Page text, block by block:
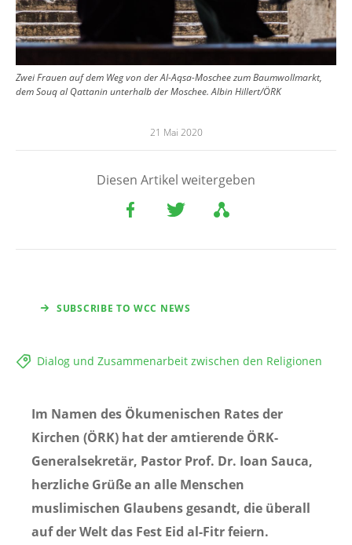
Zwei Frauen auf dem Weg von der Al-Aqsa-Moschee zum Baumwollmarkt,
dem Souq al Qattanin unterhalb der Moschee. Albin Hillert/ÖRK
21 Mai 2020
Diesen Artikel weitergeben
SUBSCRIBE TO WCC NEWS
Dialog und Zusammenarbeit zwischen den Religionen
Im Namen des Ökumenischen Rates der
Kirchen (ÖRK) hat der amtierende ÖRK-
Generalsekretär, Pastor Prof. Dr. Ioan Sauca,
herzliche Grüße an alle Menschen
muslimischen Glaubens gesandt, die überall
auf der Welt das Fest Eid al-Fitr feiern.